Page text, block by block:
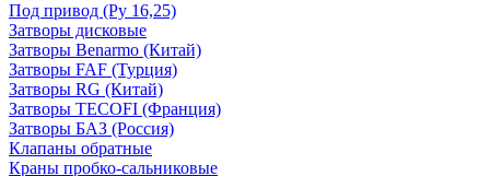
Под привод (Ру 16,25)
Затворы дисковые
Затворы Benarmo (Китай)
Затворы FAF (Турция)
Затворы RG (Китай)
Затворы TECOFI (Франция)
Затворы БАЗ (Россия)
Клапаны обратные
Краны пробко-сальниковые